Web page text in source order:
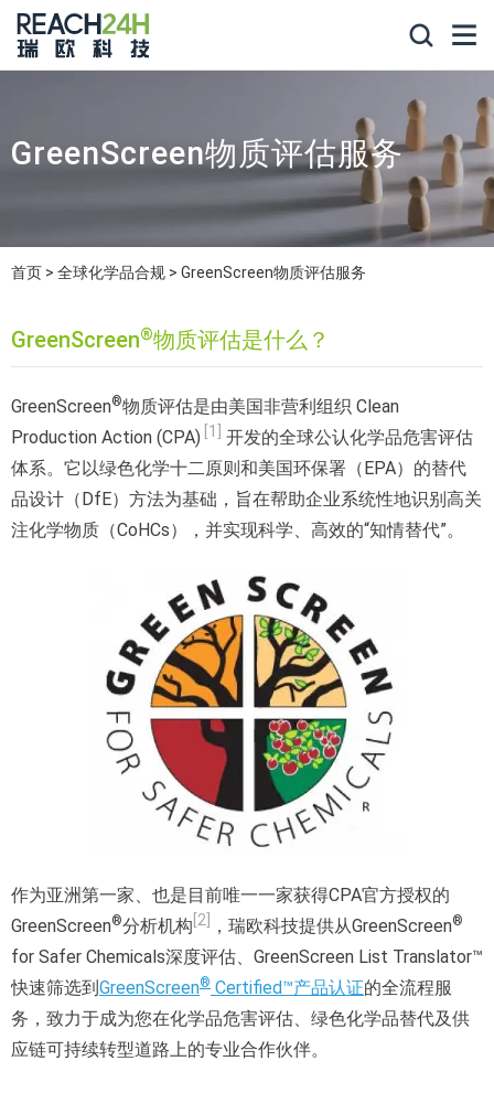
GreenScreen物质评估服务
首页 全球化学品合规 GreenScreen物质评估服务
GreenScreen®物质评估是什么？
GreenScreen®物质评估是由美国非营利组织 Clean
Production Action (CPA) [1]
开发的全球公认化学品危害评估
体系。它以绿色化学十二原则和美国环保署（EPA）的替代
品设计（DfE）方法为基础，旨在帮助企业系统性地识别高关
注化学物质（CoHCs），并实现科学、高效的“知情替代”。
作为亚洲第一家、也是目前唯一一家获得CPA官方授权的
GreenScreen®分析机构 [2] ，瑞欧科技提供从GreenScreen®
for Safer Chemicals深度评估、GreenScreen List Translator™
快速筛选到GreenScreen® Certified™产品认证的全流程服
务，致力于成为您在化学品危害评估、绿色化学品替代及供
应链可持续转型道路上的专业合作伙伴。